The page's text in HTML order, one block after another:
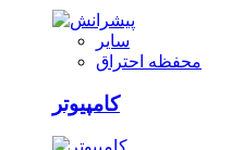
سایر
محفظه احتراق
کامپیوتر